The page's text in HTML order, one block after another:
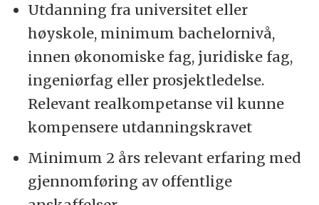
Utdanning fra universitet eller
høyskole, minimum bachelornivå,
innen økonomiske fag, juridiske fag,
ingeniørfag eller prosjektledelse.
Relevant realkompetanse vil kunne
kompensere utdanningskravet
Minimum 2 års relevant erfaring med
gjennomføring av offentlige